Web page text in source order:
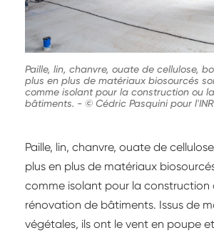
Paille, lin, chanvre, ouate de cellulose,
plus en plus de matériaux biosourcés
comme isolant pour la construction ou
bâtiments. - © Cédric Pasquini pour
Paille, lin, chanvre, ouate de
plus en plus de matériaux
comme isolant pour la construction
rénovation de bâtiments. Issus de
végétales, ils ont le vent en poupe